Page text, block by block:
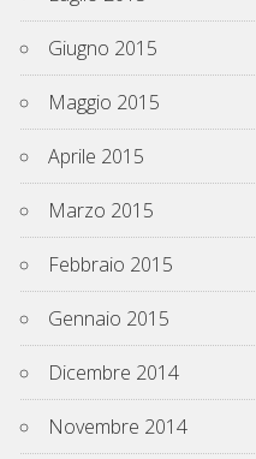
Giugno 2015
Maggio 2015
Aprile 2015
Marzo 2015
Febbraio 2015
Gennaio 2015
Dicembre 2014
Novembre 2014